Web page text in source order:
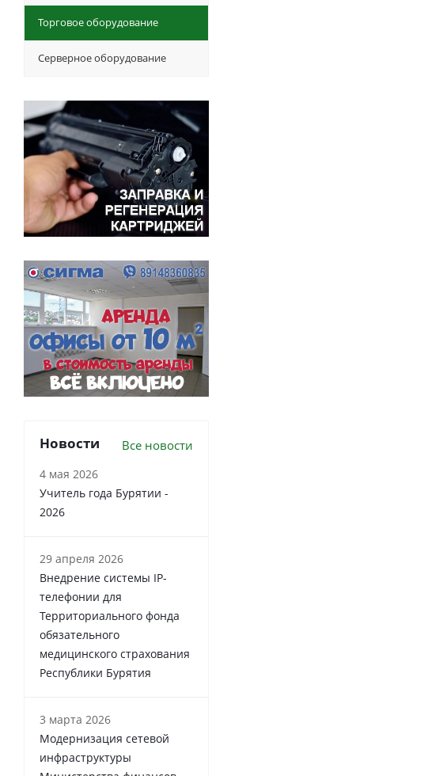
Торговое оборудование
Серверное оборудование
Новости Все новости
4 мая 2026
Учитель года Бурятии -
2026
29 апреля 2026
Внедрение системы IP-
телефонии для
Территориального фонда
обязательного
медицинского страхования
Республики Бурятия
3 марта 2026
Модернизация сетевой
инфраструктуры